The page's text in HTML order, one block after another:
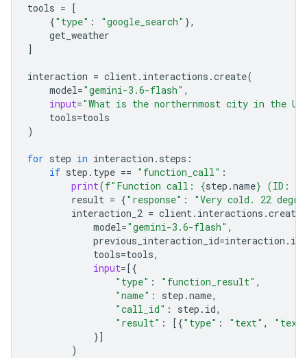
tools =
[
{"type" : "google_search" },
get_weather
]
interaction = client. interactions .create(
model="gemini-3.6-flash" ,
input="What is the northernmost city in the
tools=tools
)
for step in interaction . steps :
if step . type == "function_call" :
print(f"Function call: {step .name} (ID:
result = {"response" :
"Very cold. 22
interaction_2 = client. interactions .create
model="gemini-3.6-flash" ,
previous_interaction_id=interaction . id
tools=tools,
input= [{
"type" : "function_result" ,
"name" : step .name,
"call_id" : step . id,
"result" : [{"type" : "text" ,
}]
)